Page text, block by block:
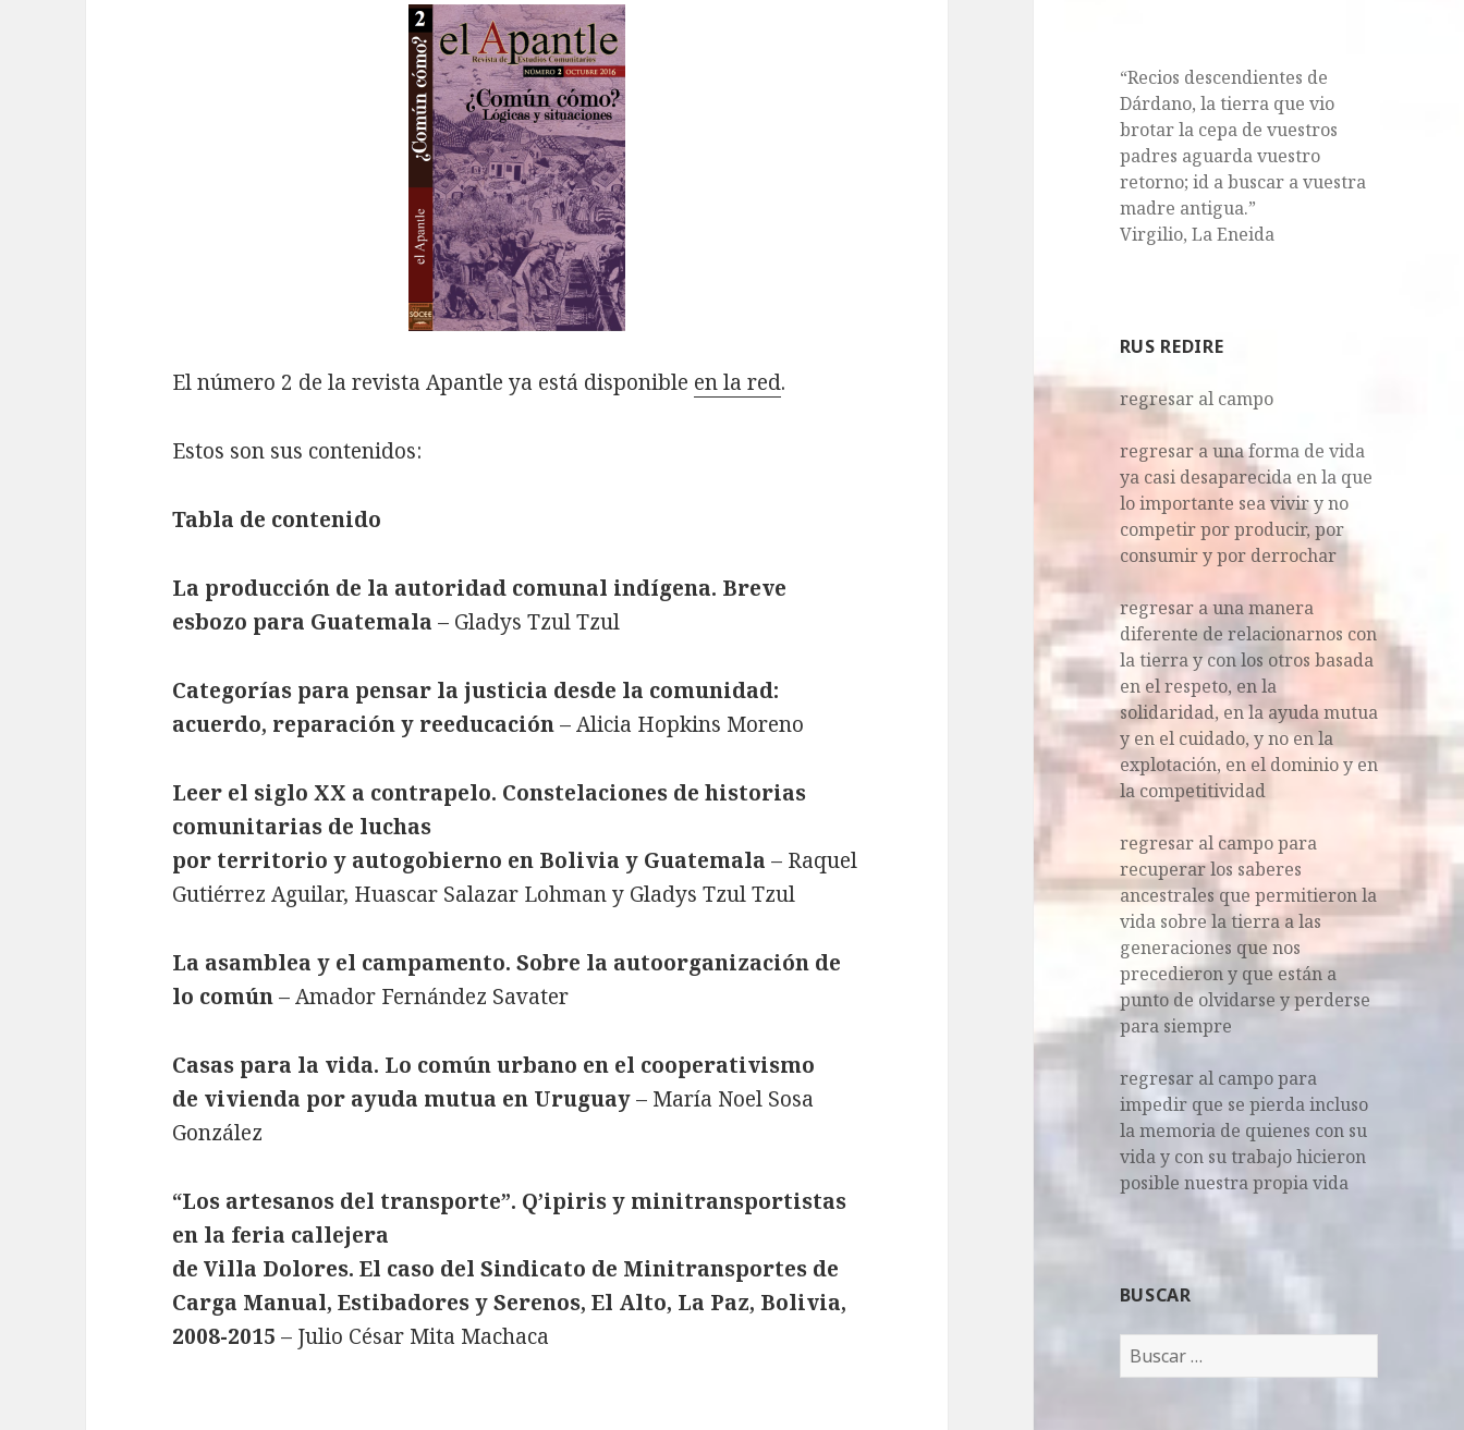
“Recios descendientes de
Dárdano, la tierra que vio
brotar la cepa de vuestros
padres aguarda vuestro
retorno; id a buscar a vuestra
madre antigua.”
Virgilio, La Eneida
RUS REDIRE
regresar al campo
regresar a una forma de vida
ya casi desaparecida en la que
lo importante sea vivir y no
competir por producir, por
consumir y por derrochar
regresar a una manera
diferente de relacionarnos con
la tierra y con los otros basada
en el respeto, en la
solidaridad, en la ayuda mutua
y en el cuidado, y no en la
explotación, en el dominio y en
la competitividad
regresar al campo para
recuperar los saberes
ancestrales que permitieron la
vida sobre la tierra a las
generaciones que nos
precedieron y que están a
punto de olvidarse y perderse
para siempre
regresar al campo para
impedir que se pierda incluso
la memoria de quienes con su
vida y con su trabajo hicieron
posible nuestra propia vida
BUSCAR
B
u
El número 2 de la revista Apantle ya está disponible en la red.
Estos son sus contenidos:
Tabla de contenido
La producción de la autoridad comunal indígena. Breve
esbozo para Guatemala – Gladys Tzul Tzul
Categorías para pensar la justicia desde la comunidad:
acuerdo, reparación y reeducación– Alicia Hopkins Moreno
Leer el siglo XX a contrapelo. Constelaciones de historias
comunitarias de luchas
por territorio y autogobierno en Bolivia y Guatemala – Raquel
Gutiérrez Aguilar, Huascar Salazar Lohman y Gladys Tzul Tzul
La asamblea y el campamento. Sobre la autoorganización de
lo común– Amador Fernández Savater
Casas para la vida. Lo común urbano en el cooperativismo
de vivienda por ayuda mutua en Uruguay– María Noel Sosa
González
“Los artesanos del transporte”. Q’ipiris y minitransportistas
en la feria callejera
de Villa Dolores. El caso del Sindicato de Minitransportes de
Carga Manual, Estibadores ySerenos, El Alto, La Paz, Bolivia,
2008-2015 – Julio César Mita Machaca